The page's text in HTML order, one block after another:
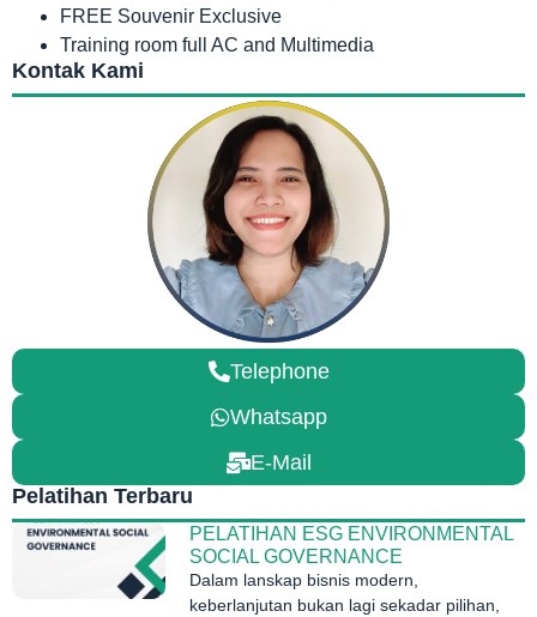
FREE Souvenir Exclusive
Training room full AC and Multimedia
Kontak Kami
Telephone
Whatsapp
E-Mail
Pelatihan Terbaru
PELATIHAN ESG ENVIRONMENTAL
SOCIAL GOVERNANCE
Dalam lanskap bisnis modern,
keberlanjutan bukan lagi sekadar pilihan,